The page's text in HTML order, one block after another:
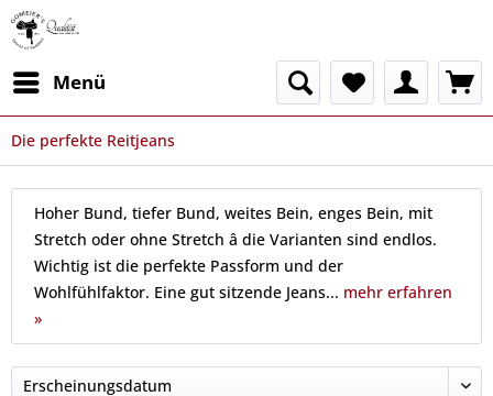
Menü
Die perfekte Reitjeans
Hoher Bund, tiefer Bund, weites Bein, enges Bein, mit
Stretch oder ohne Stretch â die Varianten sind endlos.
Wichtig ist die perfekte Passform und der
Wohlfühlfaktor. Eine gut sitzende Jeans... mehr erfahren
»